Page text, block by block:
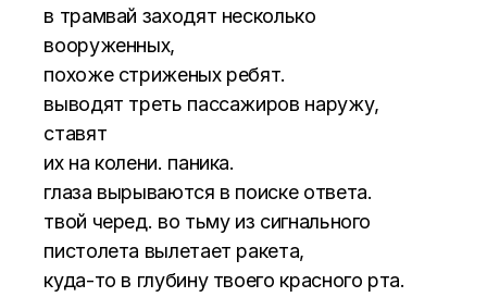
в трамвай заходят несколько
вооруженных,
похоже стриженых ребят.
выводят треть пассажиров наружу,
ставят
их на колени. паника.
глаза вырываются в поиске ответа.
твой черед. во тьму из сигнального
пистолета вылетает ракета,
куда-то в глубину твоего красного рта.